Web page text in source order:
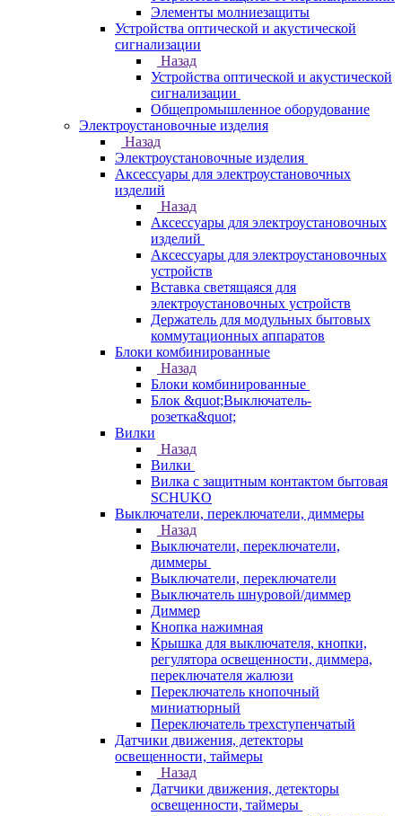
Элементы молниезащиты
Устройства оптической и акустической
сигнализации
Назад
Устройства оптической и акустической
сигнализации
Общепромышленное оборудование
Электроустановочные изделия
Назад
Электроустановочные изделия
Аксессуары для электроустановочных
изделий
Назад
Аксессуары для электроустановочных
изделий
Аксессуары для электроустановочных
устройств
Вставка светящаяся для
электроустановочных устройств
Держатель для модульных бытовых
коммутационных аппаратов
Блоки комбинированные
Назад
Блоки комбинированные
Блок &quot;Выключатель-
розетка&quot;
Вилки
Назад
Вилки
Вилка с защитным контактом бытовая
SCHUKO
Выключатели, переключатели, диммеры
Назад
Выключатели, переключатели,
диммеры
Выключатели, переключатели
Выключатель шнуровой/диммер
Диммер
Кнопка нажимная
Крышка для выключателя, кнопки,
регулятора освещенности, диммера,
переключателя жалюзи
Переключатель кнопочный
миниатюрный
Переключатель трехступенчатый
Датчики движения, детекторы
освещенности, таймеры
Назад
Датчики движения, детекторы
освещенности, таймеры